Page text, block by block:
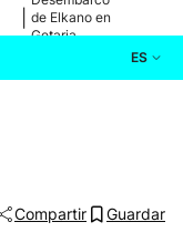
de Elkano en
Getaria
ES
Compartir Guardar